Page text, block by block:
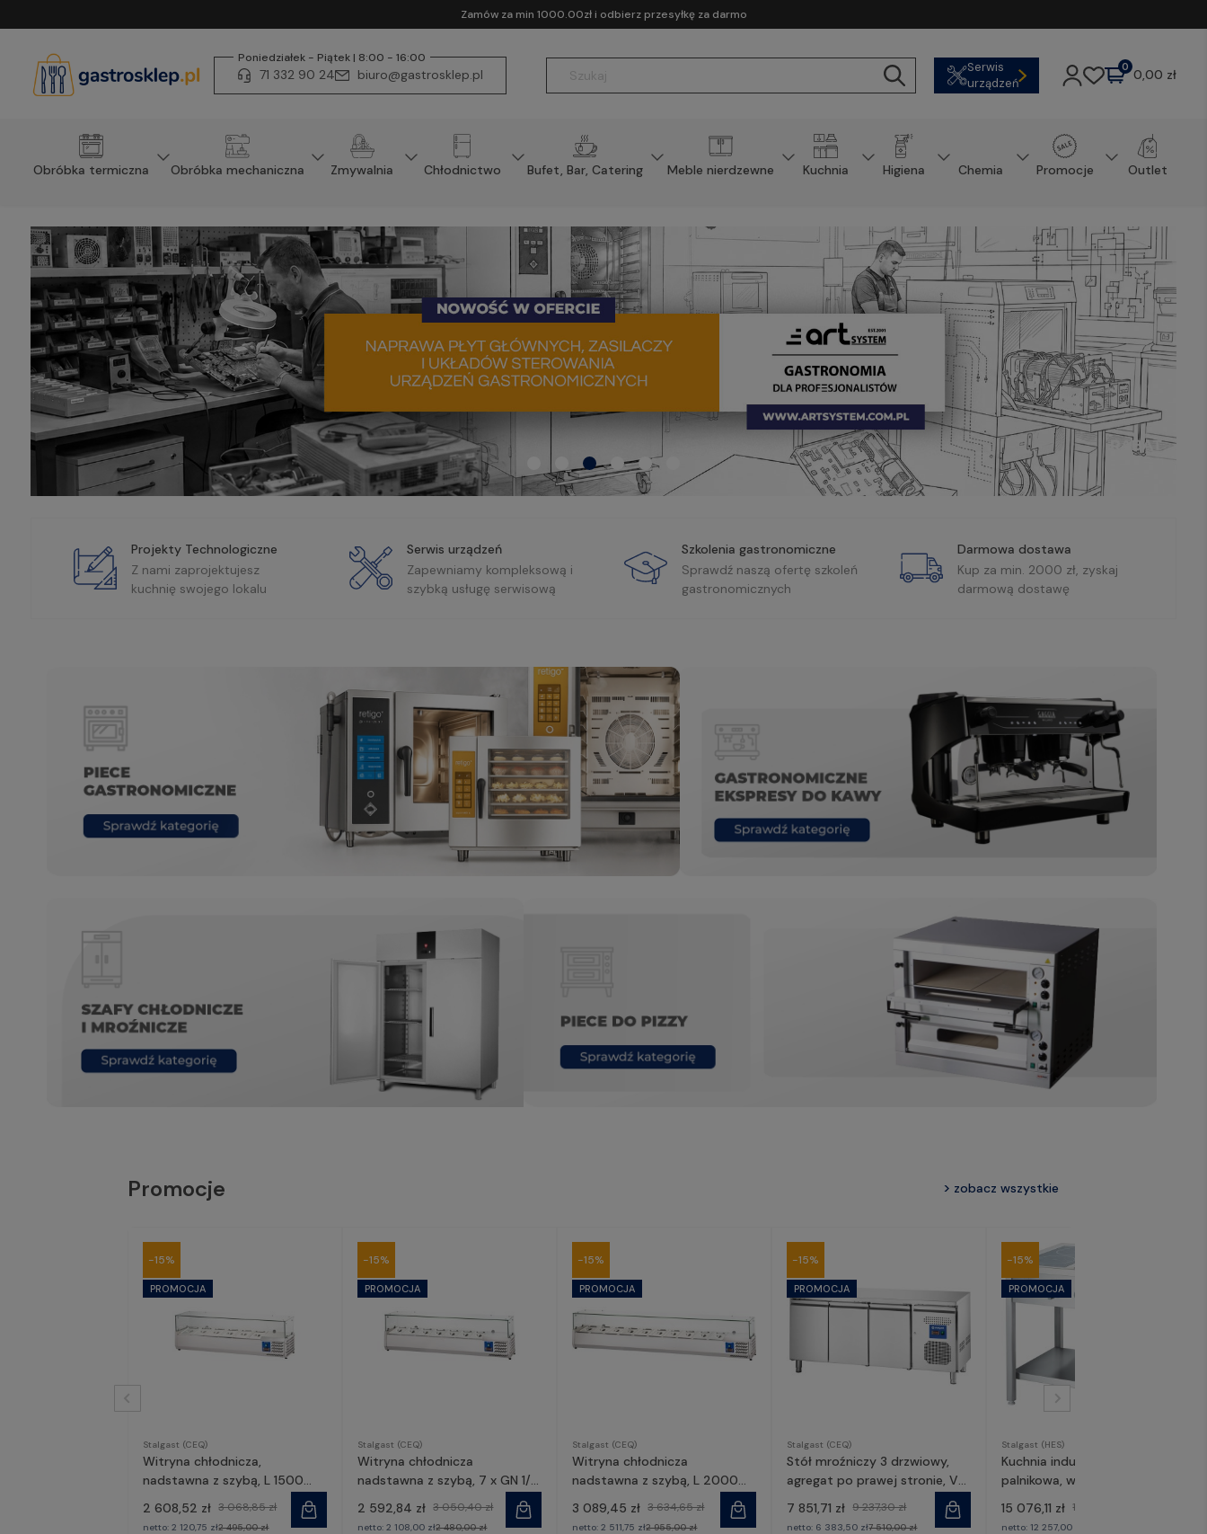
Zamów za min 1000.00zł i odbierz przesyłkę za darmo
Poniedziałek - Piątek | 8:00 - 16:00
71 332 90 24 biuro@gastrosklep.pl
Serwis
urządzeń
0,00 zł
0
Obróbka termiczna Obróbka mechaniczna Zmywalnia Chłodnictwo Bufet, Bar, Catering Meble nierdzewne Kuchnia Higiena Chemia Promocje Outlet
Projekty Technologiczne
Z nami zaprojektujesz
kuchnię swojego lokalu
Serwis urządzeń
Zapewniamy kompleksową i
szybką usługę serwisową
Szkolenia gastronomiczne
Sprawdź naszą ofertę szkoleń
gastronomicznych
Darmowa dostawa
Kup za min. 2000 zł, zyskaj
darmową dostawę
Promocje zobacz wszystkie
Stalgast (CEQ)
Witryna chłodnicza,
nadstawna z szybą, L 1500
mm 6 X GN 1/3 | 834631,
Stalgast
2 608,52 zł 3 068,85 zł
netto:2 120,75 zł2 495,00 zł
-15%
Stalgast (CEQ)
Witryna chłodnicza
nadstawna z szybą, 7 x GN 1/4
2 592,84 zł 3 050,40 zł
netto:2 108,00 zł2 480,00 zł
-15%
Stalgast (CEQ)
Witryna chłodnicza
nadstawna z szybą, L 2000
mm, 10 x GN 1/4 | 834141,
Stalgast
3 089,45 zł 3 634,65 zł
netto:2 511,75 zł2 955,00 zł
-15%
Stalgast (CEQ)
Stół mroźniczy 3 drzwiowy,
agregat po prawej stronie, V
417 l | 831037, Stalgast
7 851,71 zł 9 237,30 zł
netto: 6 383,50 zł7 510,00 zł
-15%
Stalgast (HES)
Kuchnia indukcyjna, 4-
palnikowa, wolnostojąca, P 14
15 076,11 zł 17 736,60 zł
netto: 12 257,00 zł
-15%